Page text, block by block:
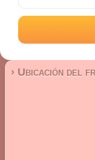
› Ubicación del